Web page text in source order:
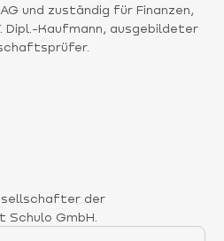
und zuständig für Finanzen,
Dipl.-Kaufmann, ausgebildeter
der
GmbH.